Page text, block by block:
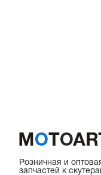
Розничная и
запчастей к